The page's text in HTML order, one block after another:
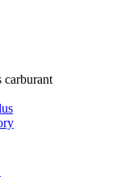
carburant